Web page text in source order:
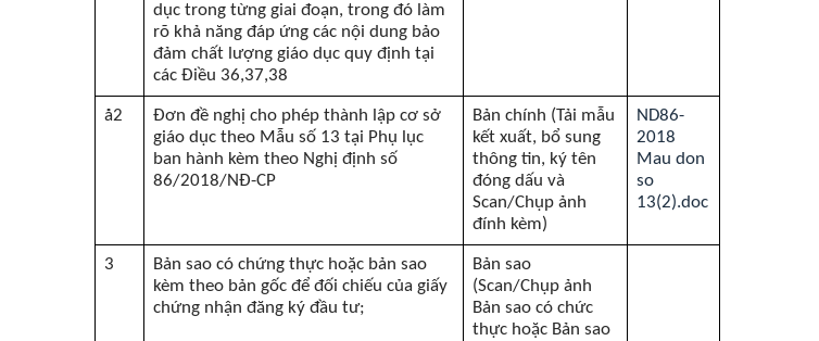
dục trong từng giai đoạn, trong đó làm
rõ khả năng đáp ứng các nội dung bảo
đảm chất lượng giáo dục quy định tại
các Điều 36,37,38
å2
Đơn đề nghị cho phép thành lập cơ sở
giáo dục theo Mẫu số 13 tại Phụ lục
ban hành kèm theo Nghị định số
86/2018/NĐ-CP
Bản chính (Tải mẫu
kết xuất, bổ sung
thông tin, ký tên
đóng dấu và
Scan/Chụp ảnh
đính kèm)
ND86-
2018
Mau don
so
13(2).doc
3
Bản sao có chứng thực hoặc bản sao
kèm theo bản gốc để đối chiếu của giấy
chứng nhận đăng ký đầu tư;
Bản sao
(Scan/Chụp ảnh
Bản sao có chức
thực hoặc Bản sao